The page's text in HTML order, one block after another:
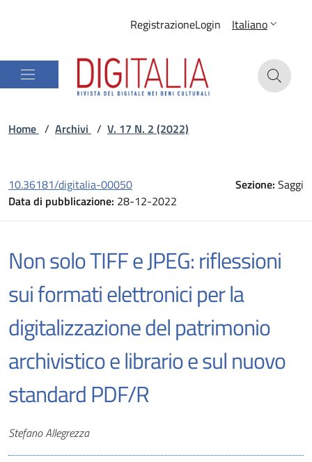
RegistrazioneLogin Italiano
Home / Archivi / V. 17 N. 2 (2022)
10.36181/digitalia-00050 Sezione: Saggi
Data di pubblicazione: 28-12-2022
Non solo TIFF e JPEG: riflessioni
sui formati elettronici per la
digitalizzazione del patrimonio
archivistico e librario e sul nuovo
standard PDF/R
Autori
Stefano Allegrezza